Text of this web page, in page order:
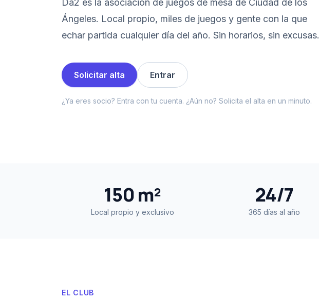
Da2 es la asociación de juegos de mesa de Ciudad de los
Ángeles. Local propio, miles de juegos y gente con la que
echar partida cualquier día del año. Sin horarios, sin excusas.
Solicitar alta Entrar
¿Ya eres socio? Entra con tu cuenta. ¿Aún no? Solicita el alta en un minuto.
150 m²
Local propio y exclusivo
24/7
365 días al año
EL CLUB